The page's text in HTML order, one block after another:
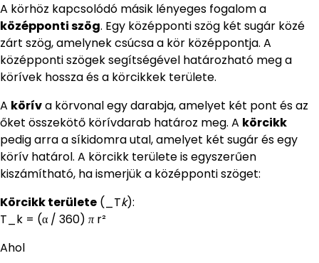
A körhöz kapcsolódó másik lényeges fogalom a
középponti szög. Egy középponti szög két sugár közé
zárt szög, amelynek csúcsa a kör középpontja. A
középponti szögek segítségével határozható meg a
körívek hossza és a körcikkek területe.
A köríva körvonal egy darabja, amelyet két pont és az
őket összekötő körívdarab határoz meg. A körcikk
pedig arra a síkidomra utal, amelyet két sugár és egy
körív határol. A körcikk területe is egyszerűen
kiszámítható, ha ismerjük a középponti szöget:
Körcikk területe (_Tk):
T_k = (α / 360) πr²
Ahol